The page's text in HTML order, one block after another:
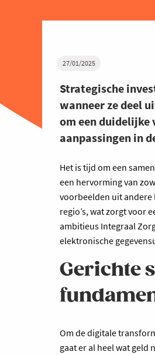
27/01/2025
Strategische
wanneer ze deel
om een
aanpassingen in
Het is tijd om een
een hervorming van
voorbeelden uit andere
regio’s, wat zorgt voor
ambitieus Integraal
elektronische
Gerichte
Om de digitale
gaat er al heel wat geld